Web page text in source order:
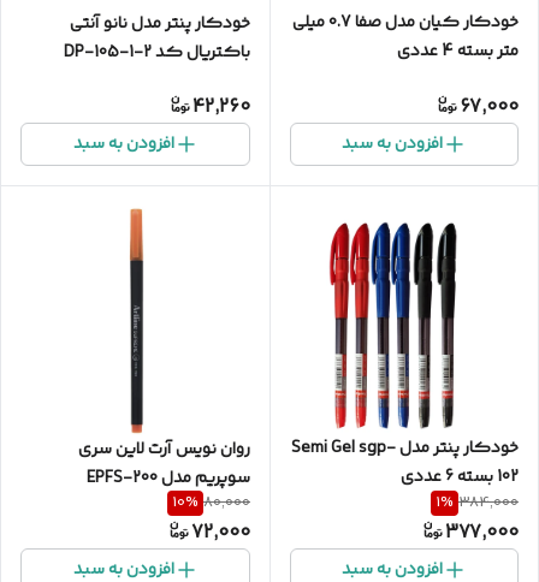
خودکار کیان مدل صفا 0.7 میلی
متر بسته 4 عددی
67,000
افزودن به سبد
خودکار پنتر مدل نانو آنتی
باکتریال کد DP-105-1-2
42,260
افزودن به سبد
خودکار پنتر مدل Semi Gel sgp-
102 بسته 6 عددی
384,000
1%
377,000
افزودن به سبد
روان نویس آرت لاین سری
سوپریم مدل EPFS-200
80,000
10%
72,000
افزودن به سبد